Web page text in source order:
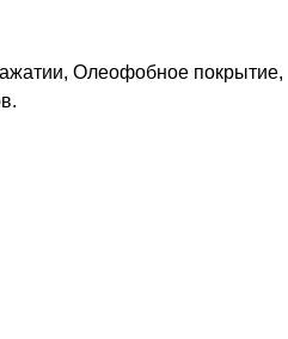
Олеофобное покрытие,